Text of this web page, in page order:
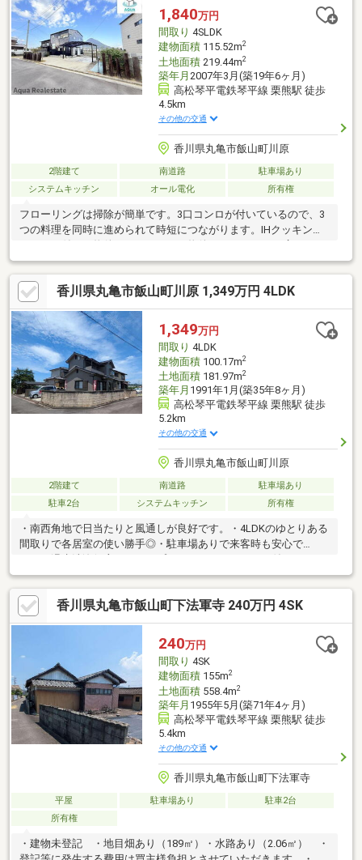
るTVインターホン設置済み。南向きの物件に住んでみませんか。
こちらからご覧下さい。
1,840万円
間取り 4SLDK
建物面積115.52m2
土地面積219.44m2
築年月 2007年3月(築19年6ヶ月)
高松琴平電鉄琴平線 栗熊駅 徒歩
4.5km
その他の交通
香川県丸亀市飯山町川原
2階建て 南道路
駐車場あり
システムキッチン
オール電化 所有権
フローリングは掃除が簡単です。3口コンロが付いているので、3
つの料理を同時に進められて時短につながります。IHクッキング
た間取りが魅力的です。こちらは南向きの物件です。ぜひ一度ご
覧ください。値段がお手ごろな中古戸建てはいかがでしょうか。
来訪者を確認できる、TVインターホン付きです。
香川県丸亀市飯山町川原 1,349万円 4LDK
1,349万円
間取り 4LDK
建物面積100.17m2
土地面積181.97m2
築年月 1991年1月(築35年8ヶ月)
高松琴平電鉄琴平線 栗熊駅 徒歩
5.2km
その他の交通
香川県丸亀市飯山町川原
2階建て 南道路
駐車場あり
駐車2台
システムキッチン 所有権
・南西角地で日当たりと風通しが良好です。・4LDKのゆとりある
間取りで各居室の使い勝手◎・駐車場ありで来客時も安心で
ホンなど設備も充実。・ダイレックス飯山店まで約752m、ラ ム
ー飯山店まで約996mで日々の買い物が便利。・飯山北小まで約
822m、飯山中まで約952mと通学距離も程よい立地。・瑕疵保険
検査基準適合で安心してご入居いただけます。・即入居可で新生
香川県丸亀市飯山町下法軍寺 240万円 4SK
240万円
間取り 4SK
建物面積155m2
土地面積558.4m2
築年月 1955年5月(築71年4ヶ月)
高松琴平電鉄琴平線 栗熊駅 徒歩
5.4km
その他の交通
香川県丸亀市飯山町下法軍寺
平屋 駐車場あり
駐車2台
所有権
・建物未登記 ・地目畑あり（189㎡）・水路あり（2.06㎡） ・